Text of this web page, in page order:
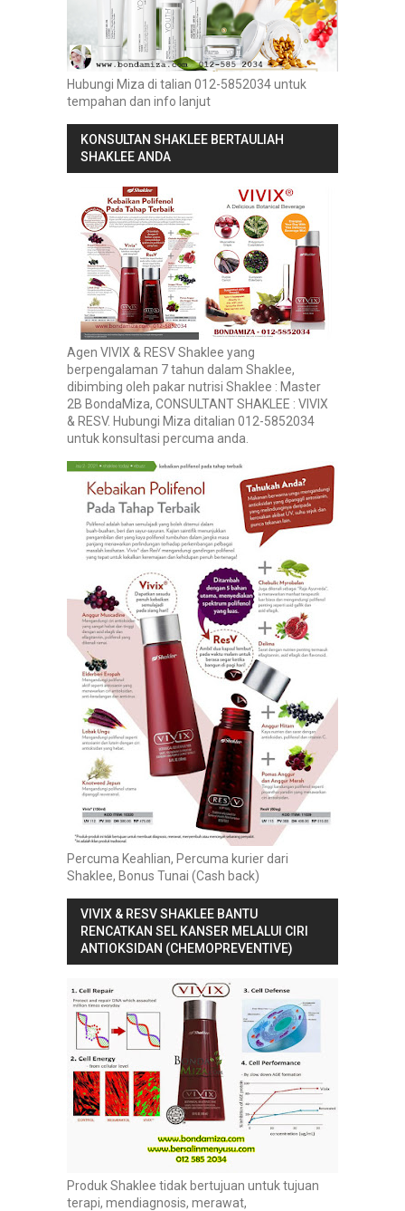
Hubungi Miza di talian 012-5852034 untuk
tempahan dan info lanjut
KONSULTAN SHAKLEE BERTAULIAH
SHAKLEE ANDA
Agen VIVIX & RESV Shaklee yang
berpengalaman 7 tahun dalam Shaklee,
dibimbing oleh pakar nutrisi Shaklee : Master
2B BondaMiza, CONSULTANT SHAKLEE : VIVIX
& RESV. Hubungi Miza ditalian 012-5852034
untuk konsultasi percuma anda.
Percuma Keahlian, Percuma kurier dari
Shaklee, Bonus Tunai (Cash back)
VIVIX & RESV SHAKLEE BANTU
RENCATKAN SEL KANSER MELALUI CIRI
ANTIOKSIDAN (CHEMOPREVENTIVE)
Produk Shaklee tidak bertujuan untuk tujuan
terapi, mendiagnosis, merawat,